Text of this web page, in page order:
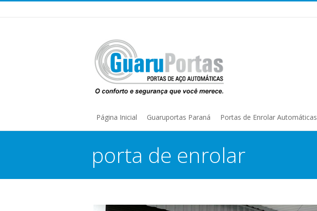
Página Inicial Guaruportas Paraná Portas de Enrolar Automáticas
porta de enrolar